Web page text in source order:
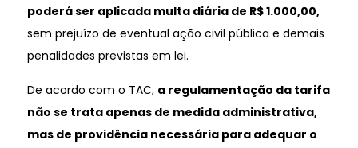
poderá ser aplicada multa diária de R$ 1.000,00,
sem prejuízo de eventual ação civil pública e demais
penalidades previstas em lei.
De acordo com o TAC, a regulamentação da tarifa
não se trata apenas de medida administrativa,
mas de providência necessária para adequar o